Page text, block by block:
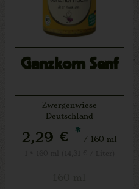
Ganzkorn Senf
Zwergenwiese
Deutschland
2,29 € * / 160 ml